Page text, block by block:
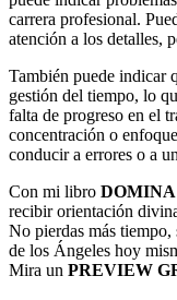
carrera profesional.
atención a los detalles,
También puede indicar
gestión del tiempo, lo
falta de progreso en el
concentración o
conducir a errores o a
Con mi libro DOMINA
recibir orientación
No pierdas más
de los Ángeles hoy
Mira un PREVIEW